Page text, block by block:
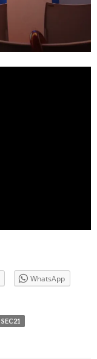
WhatsApp
SEC21